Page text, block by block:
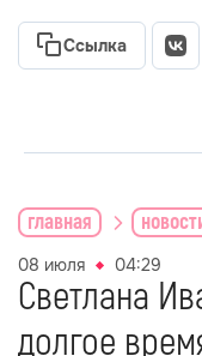
Ссылка
главная
08 июля 04:29
Светлана
долгое